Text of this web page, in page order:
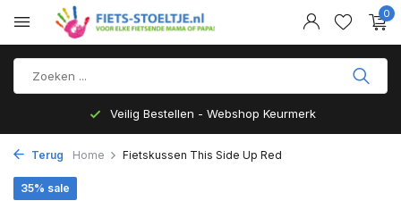
0
Veilig Bestellen - Webshop Keurmerk
Terug Home Fietskussen This Side Up Red
35% sale